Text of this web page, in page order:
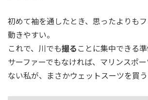
初めて袖を通したとき、思ったよりも
動きやすい。
これで、川でも撮る ことに集中できる
サーファーでもなければ、マリンスポ
ない私が、まさかウェットスーツを買う